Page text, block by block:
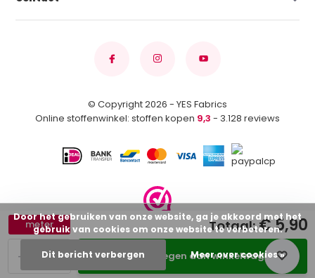
+
-
meter
Toevoegen aan winkelwagen
Totaal:€ 5,90
© Copyright 2026 - YES Fabrics
Online stoffenwinkel: stoffen kopen 9,3 - 3.128 reviews
Door het gebruiken van onze website, ga je akkoord met het
gebruik van cookies om onze website te verbeteren.
Dit bericht verbergen Meer over cookies »